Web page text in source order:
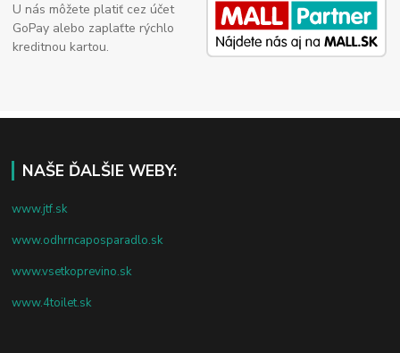
U nás môžete platiť cez účet
GoPay alebo zaplaťte rýchlo
kreditnou kartou.
NAŠE ĎALŠIE WEBY:
www.jtf.sk
www.odhrncaposparadlo.sk
www.vsetkoprevino.sk
www.4toilet.sk